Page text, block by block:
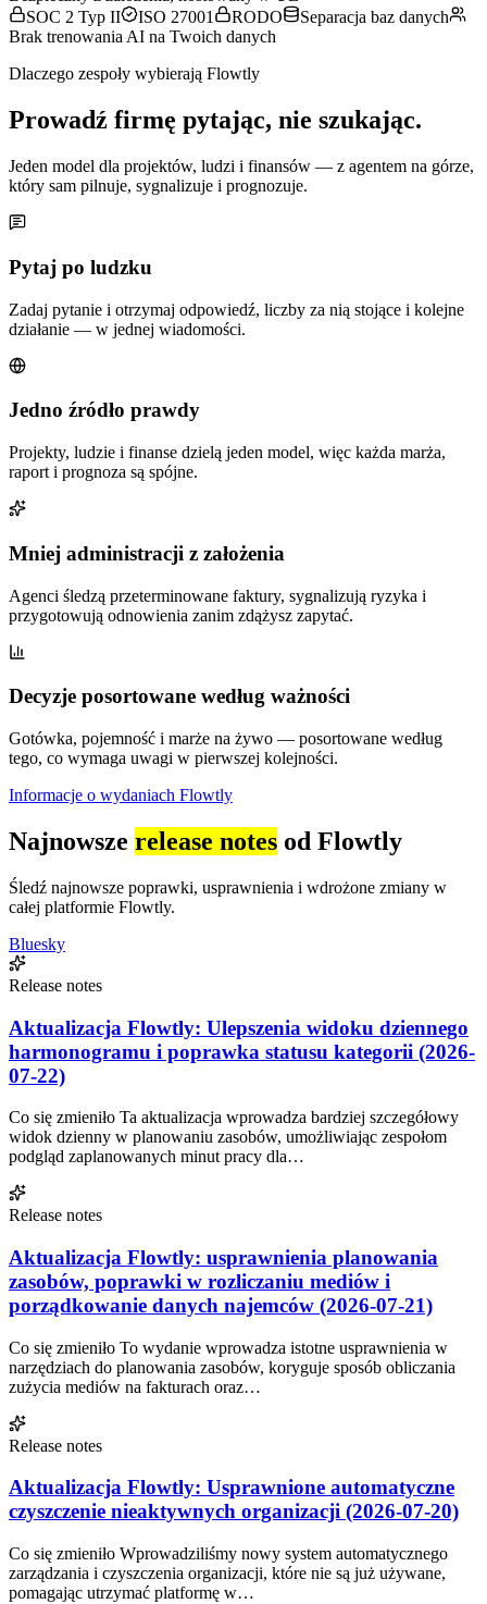
SOC 2 Typ II
ISO 27001 RODO
Separacja baz danych
Brak trenowania AI na Twoich danych
Dlaczego zespoły wybierają Flowtly
Prowadź firmę pytając, nie szukając.
Jeden model dla projektów, ludzi i finansów — z agentem na górze,
który sam pilnuje, sygnalizuje i prognozuje.
Pytaj po ludzku
Zadaj pytanie i otrzymaj odpowiedź, liczby za nią stojące i kolejne
działanie — w jednej wiadomości.
Jedno źródło prawdy
Projekty, ludzie i finanse dzielą jeden model, więc każda marża,
raport i prognoza są spójne.
Mniej administracji z założenia
Agenci śledzą przeterminowane faktury, sygnalizują ryzyka i
przygotowują odnowienia zanim zdążysz zapytać.
Decyzje posortowane według ważności
Gotówka, pojemność i marże na żywo — posortowane według
tego, co wymaga uwagi w pierwszej kolejności.
Informacje o wydaniach Flowtly
Najnowsze release notes od Flowtly
Śledź najnowsze poprawki, usprawnienia i wdrożone zmiany w
całej platformie Flowtly.
Bluesky
Release notes
Aktualizacja Flowtly: Ulepszenia widoku dziennego
harmonogramu i poprawka statusu kategorii (2026-
07-22)
Co się zmieniło Ta aktualizacja wprowadza bardziej szczegółowy
widok dzienny w planowaniu zasobów, umożliwiając zespołom
podgląd zaplanowanych minut pracy dla…
Release notes
Aktualizacja Flowtly: usprawnienia planowania
zasobów, poprawki w rozliczaniu mediów i
porządkowanie danych najemców (2026-07-21)
Co się zmieniło To wydanie wprowadza istotne usprawnienia w
narzędziach do planowania zasobów, koryguje sposób obliczania
zużycia mediów na fakturach oraz…
Release notes
Aktualizacja Flowtly: Usprawnione automatyczne
czyszczenie nieaktywnych organizacji (2026-07-20)
Co się zmieniło Wprowadziliśmy nowy system automatycznego
zarządzania i czyszczenia organizacji, które nie są już używane,
pomagając utrzymać platformę w…